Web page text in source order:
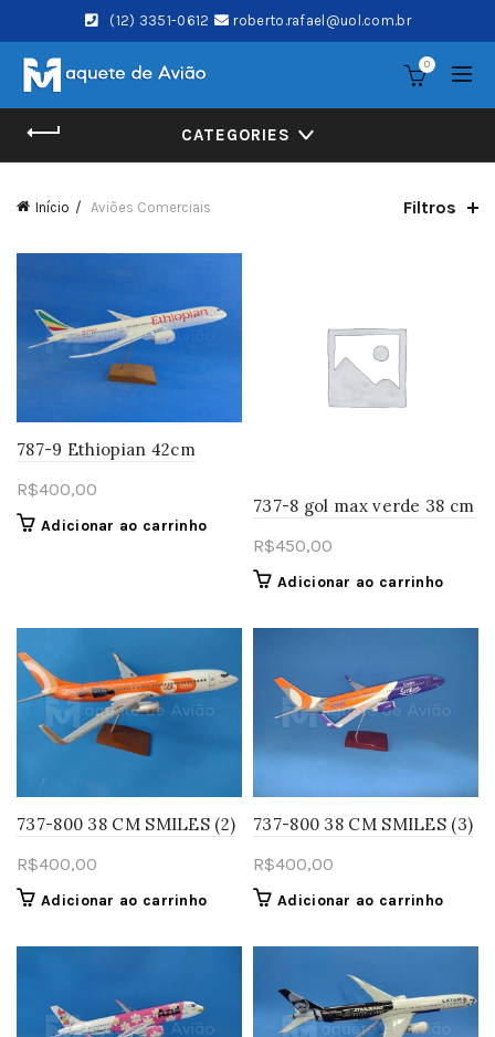
(12) 3351-0612 roberto.rafael@uol.com.br
0
CATEGORIES
Início Aviões Comerciais Filtros
787-9 Ethiopian 42cm
R$400,00
Adicionar ao carrinho
737-8 gol max verde 38 cm
R$450,00
Adicionar ao carrinho
737-800 38 CM SMILES (2)
R$400,00
Adicionar ao carrinho
737-800 38 CM SMILES (3)
R$400,00
Adicionar ao carrinho